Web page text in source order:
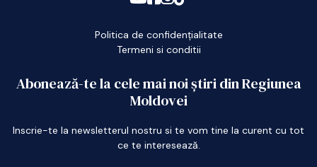
Politica de confidențialitate
Termeni si conditii
Abonează-te la cele mai noi știri din Regiunea
Moldovei
Inscrie-te la newsletterul nostru si te vom tine la curent cu tot
ce te interesează.